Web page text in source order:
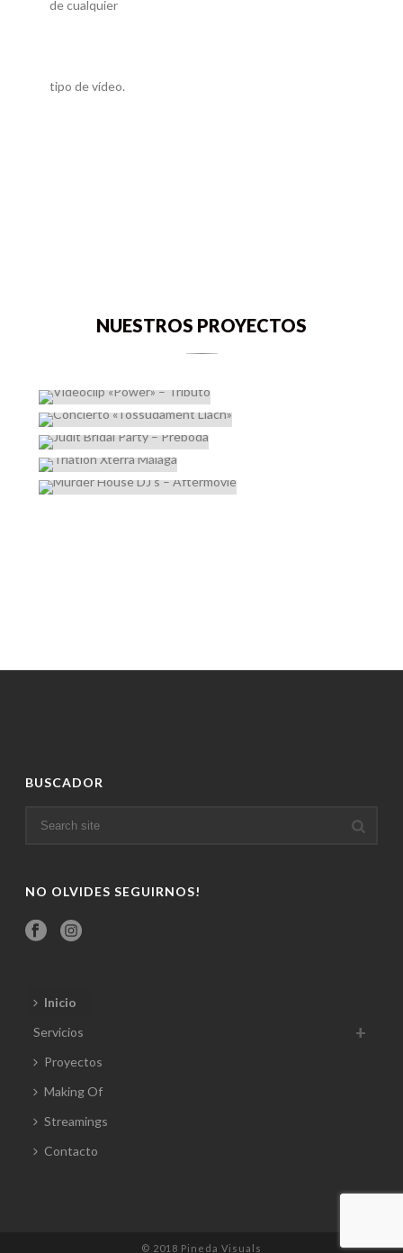
NUESTROS PROYECTOS
VIDEOCLIP «POWER» – TRIBUTO
JUDIT BRIDAL PARTY – PREBODA
TRIATLÓN XTERRA MÁLAGA
MURDER HOUSE DJ’S – AFTERMOVIE
BUSCADOR
NO OLVIDES SEGUIRNOS!
Inicio
Servicios
Proyectos
Making Of
Streamings
Contacto
© 2018 Pineda Visuals